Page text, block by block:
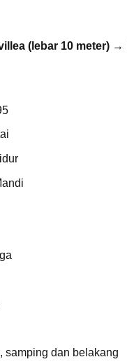
(lebar 10 meter) →
samping dan belakang